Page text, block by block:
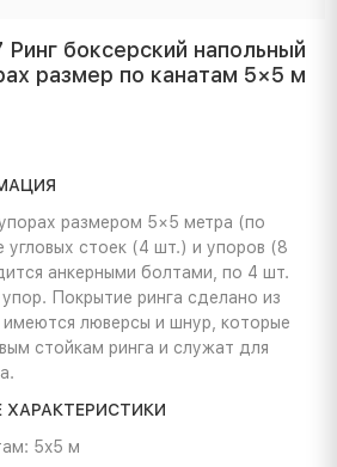
боксерский напольный
размер по канатам 5×5 м
размером 5×5 метра (по
угловых стоек (4 шт.) и упоров (8
анкерными болтами, по 4 шт.
Покрытие ринга сделано из
люверсы и шнур, которые
стойкам ринга и служат для
5x5 м